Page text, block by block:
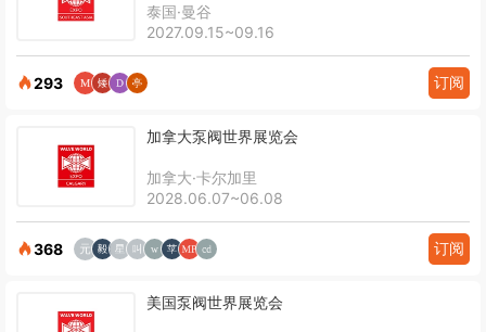
泰国·曼谷
2027.09.15~09.16
293 订阅
加拿大泵阀世界展览会
加拿大·卡尔加里
2028.06.07~06.08
368 订阅
美国泵阀世界展览会